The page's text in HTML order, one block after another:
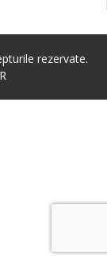
rezervate.